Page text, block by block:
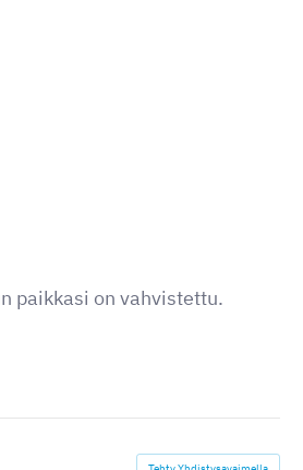
paikkasi on vahvistettu.